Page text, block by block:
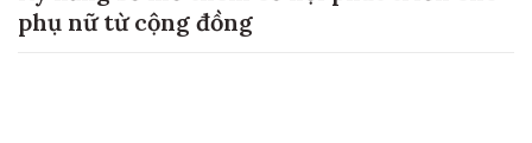
phụ nữ từ cộng đồng